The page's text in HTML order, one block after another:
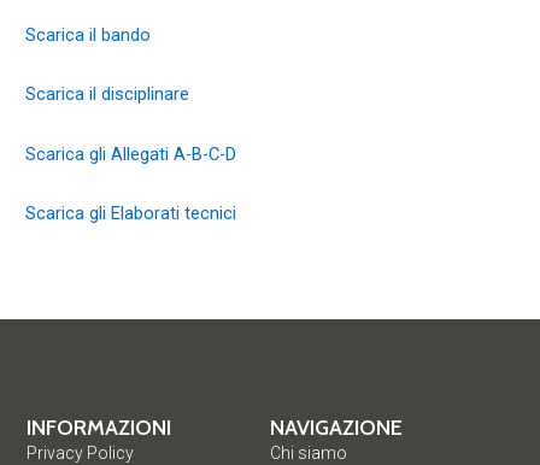
Scarica il bando
Scarica il disciplinare
Scarica gli Allegati A-B-C-D
Scarica gli Elaborati tecnici
NAVIGAZIONE
Chi siamo
INFORMAZIONI
Privacy Policy